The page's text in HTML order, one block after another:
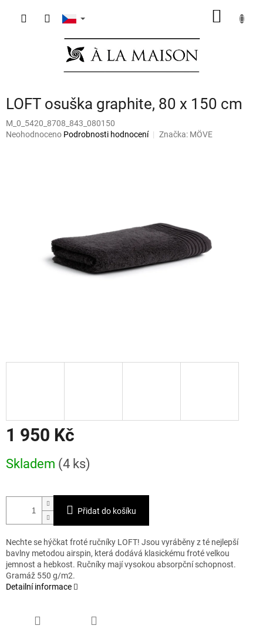
LOFT osuška graphite, 80 x 150 cm
M_0_5420_8708_843_080150
Průměrné
Neohodnoceno Podrobnosti hodnocení Značka: MÖVE
1 950 Kč
cena:
Skladem (4 ks)
Přidat do košíku
Nechte se hýčkat froté ručníky LOFT! Jsou vyráběny z té nejlepší
bavlny metodou airspin, která dodává klasickému froté velkou
jemnost a hebkost. Ručníky mají vysokou absorpční schopnost.
Gramáž 550 g/m2.
Detailní informace